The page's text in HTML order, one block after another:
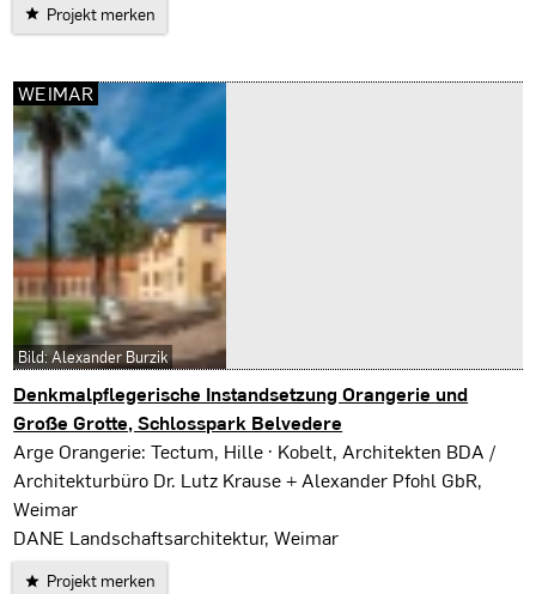
Projekt merken
Denkmalpflegerische Instandsetzung Orangerie und
Große Grotte, Schlosspark Belvedere
Weimar
Arge Orangerie: Tectum, Hille · Kobelt, Architekten BDA /
Architekturbüro Dr. Lutz Krause + Alexander Pfohl GbR,
Weimar
DANE Landschaftsarchitektur, Weimar
Projekt merken
WEIMAR
Bild: Alexander Burzik